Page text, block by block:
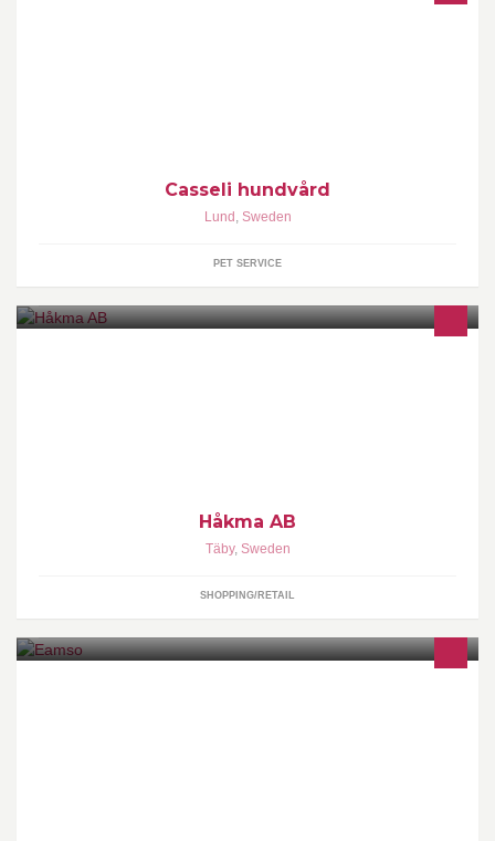
Casseli hundvård
Lund , Sweden
PET SERVICE
Håkma AB
Täby, Sweden
SHOPPING/RETAIL